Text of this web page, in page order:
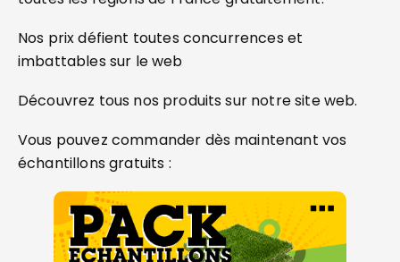
Nos prix défient toutes concurrences et
imbattables sur le web
Découvrez tous nos produits sur notre site web.
Vous pouvez commander dès maintenant vos
échantillons gratuits :